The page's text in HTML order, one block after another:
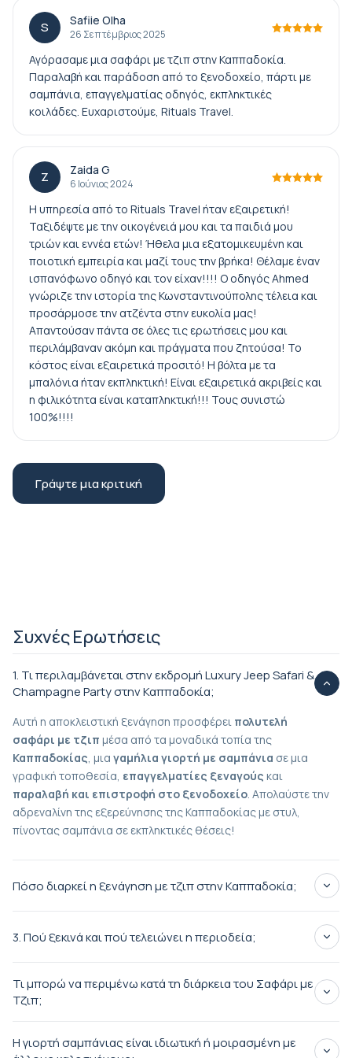
S Safiie Olha
26 Σεπτέμβριος 2025
Αγόρασαμε μια σαφάρι με τζιπ στην Καππαδοκία.
Παραλαβή και παράδοση από το ξενοδοχείο, πάρτι με
σαμπάνια, επαγγελματίας οδηγός, εκπληκτικές
κοιλάδες. Ευχαριστούμε, Rituals Travel.
Z Zaida G
6 Ιούνιος 2024
Η υπηρεσία από το Rituals Travel ήταν εξαιρετική!
Ταξιδέψτε με την οικογένειά μου και τα παιδιά μου
τριών και εννέα ετών! Ήθελα μια εξατομικευμένη και
ποιοτική εμπειρία και μαζί τους την βρήκα! Θέλαμε έναν
ισπανόφωνο οδηγό και τον είχαν!!!! Ο οδηγός Ahmed
γνώριζε την ιστορία της Κωνσταντινούπολης τέλεια και
προσάρμοσε την ατζέντα στην ευκολία μας!
Απαντούσαν πάντα σε όλες τις ερωτήσεις μου και
περιλάμβαναν ακόμη και πράγματα που ζητούσα! Το
κόστος είναι εξαιρετικά προσιτό! Η βόλτα με τα
μπαλόνια ήταν εκπληκτική! Είναι εξαιρετικά ακριβείς και
η φιλικότητα είναι καταπληκτική!!! Τους συνιστώ
100%!!!!
Γράψτε μια κριτική
Συχνές Ερωτήσεις
1. Τι περιλαμβάνεται στην εκδρομή Luxury Jeep Safari &
Champagne Party στην Καππαδοκία;
Αυτή η αποκλειστική ξενάγηση προσφέρει πολυτελή
σαφάρι με τζιπ μέσα από τα μοναδικά τοπία της
Καππαδοκίας, μια γαμήλια γιορτή με σαμπάνια σε μια
γραφική τοποθεσία, επαγγελματίες ξεναγούς και
παραλαβή και επιστροφή στο ξενοδοχείο. Απολαύστε την
αδρεναλίνη της εξερεύνησης της Καππαδοκίας με στυλ,
πίνοντας σαμπάνια σε εκπληκτικές θέσεις!
Πόσο διαρκεί η ξενάγηση με τζιπ στην Καππαδοκία;
εκτός δρόμου
3. Πού ξεκινά και πού τελειώνει η περιοδεία;
Τι μπορώ να περιμένω κατά τη διάρκεια του Σαφάρι με
Τζιπ;
εμβληματικούς προορισμούς της Καππαδοκίας
Η γιορτή σαμπάνιας είναι ιδιωτική ή μοιρασμένη με